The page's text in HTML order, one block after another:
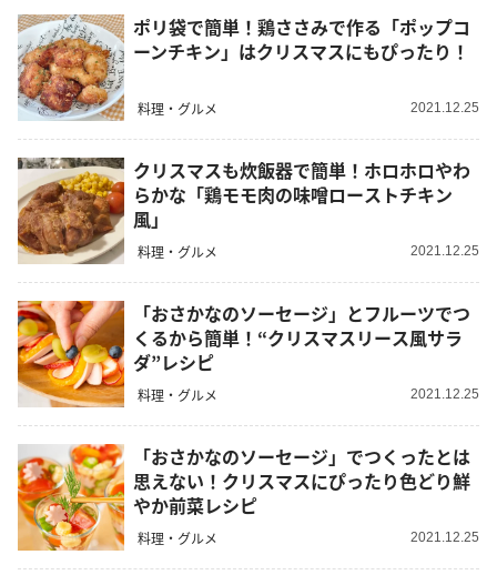
ポリ袋で簡単！鶏ささみで作る「ポップコ
ーンチキン」はクリスマスにもぴったり！
料理・グルメ 2021.12.25
クリスマスも炊飯器で簡単！ホロホロやわ
らかな「鶏モモ肉の味噌ローストチキン
風」
料理・グルメ 2021.12.25
「おさかなのソーセージ」とフルーツでつ
くるから簡単！“クリスマスリース風サラ
ダ”レシピ
料理・グルメ 2021.12.25
「おさかなのソーセージ」でつくったとは
思えない！クリスマスにぴったり色どり鮮
やか前菜レシピ
料理・グルメ 2021.12.25